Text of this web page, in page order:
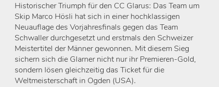
Historischer Triumph für den CC Glarus: Das Team um
Skip Marco Hösli hat sich in einer hochklassigen
Neuauflage des Vorjahresfinals gegen das Team
Schwaller durchgesetzt und erstmals den Schweizer
Meistertitel der Männer gewonnen. Mit diesem Sieg
sichern sich die Glarner nicht nur ihr Premieren-Gold,
sondern lösen gleichzeitig das Ticket für die
Weltmeisterschaft in Ogden (USA).